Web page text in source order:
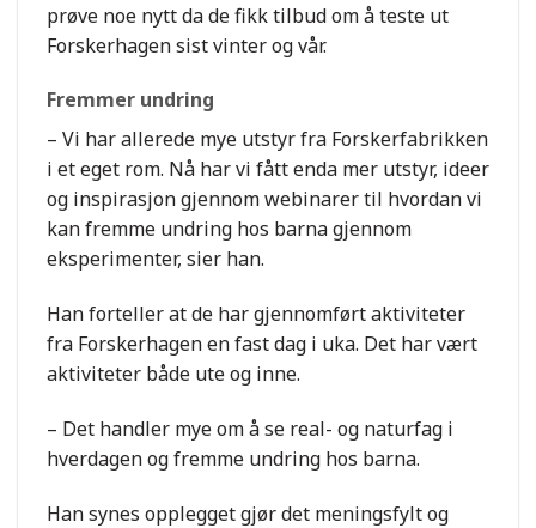
prøve noe nytt da de fikk tilbud om å teste ut
Forskerhagen sist vinter og vår.
Fremmer undring
– Vi har allerede mye utstyr fra Forskerfabrikken
i et eget rom. Nå har vi fått enda mer utstyr, ideer
og inspirasjon gjennom webinarer til hvordan vi
kan fremme undring hos barna gjennom
eksperimenter, sier han.
Han forteller at de har gjennomført aktiviteter
fra Forskerhagen en fast dag i uka. Det har vært
aktiviteter både ute og inne.
– Det handler mye om å se real- og naturfag i
hverdagen og fremme undring hos barna.
Han synes opplegget gjør det meningsfylt og